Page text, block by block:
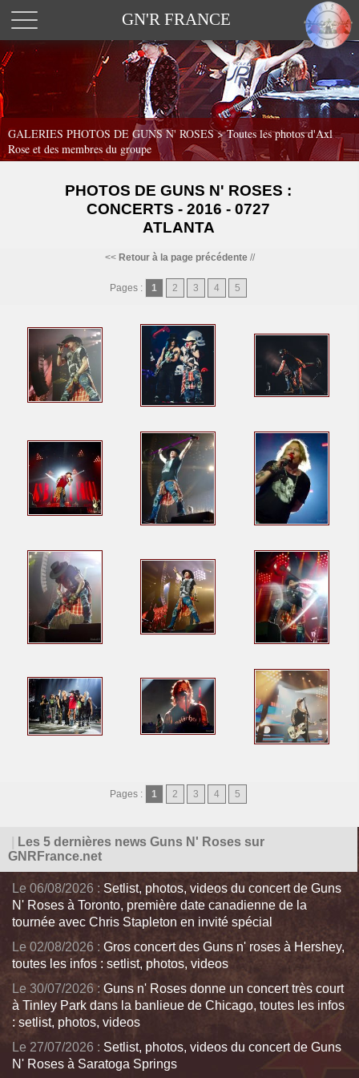
GN'R FRANCE
GALERIES PHOTOS DE GUNS N' ROSES >Toutes les photos d'Axl
Rose et des membres du groupe
PHOTOS DE GUNS N' ROSES :
CONCERTS - 2016 - 0727
ATLANTA
<< Retour à la page précédente//
Pages : 1 2 3 4 5
Pages : 1 2 3 4 5
Les 5 dernières news Guns N' Roses sur
GNRFrance.net
Le 06/08/2026 : Setlist, photos, videos du concert de Guns
N' Roses à Toronto, première date canadienne de la
tournée avec Chris Stapleton en invité spécial
Le 02/08/2026 : Gros concert des Guns n' roses à Hershey,
toutes les infos : setlist, photos, videos
Le 30/07/2026 : Guns n' Roses donne un concert très court
à Tinley Park dans la banlieue de Chicago, toutes les infos
: setlist, photos, videos
Le 27/07/2026 : Setlist, photos, videos du concert de Guns
N' Roses à Saratoga Springs